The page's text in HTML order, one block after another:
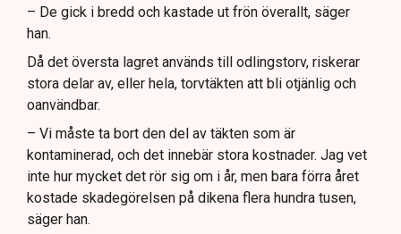
– De gick i bredd och kastade ut frön överallt, säger
han.
Då det översta lagret används till odlingstorv, riskerar
stora delar av, eller hela, torvtäkten att bli otjänlig och
oanvändbar.
– Vi måste ta bort den del av täkten som är
kontaminerad, och det innebär stora kostnader. Jag vet
inte hur mycket det rör sig om i år, men bara förra året
kostade skadegörelsen på dikena flera hundra tusen,
säger han.